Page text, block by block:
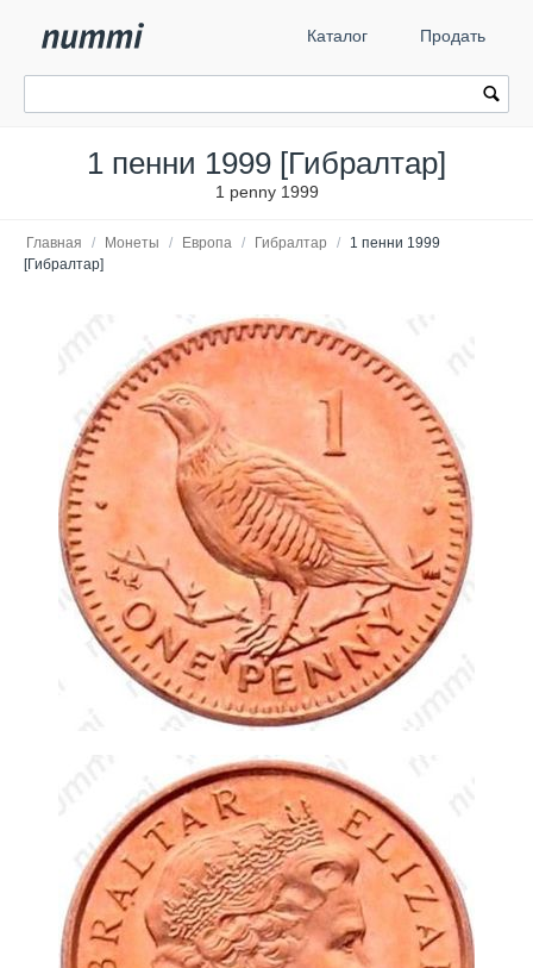
Каталог Продать
1 пенни 1999 [Гибралтар]
1 penny 1999
Главная / Монеты / Европа / Гибралтар /
1 пенни 1999
[Гибралтар]